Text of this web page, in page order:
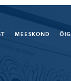
MEESKOND